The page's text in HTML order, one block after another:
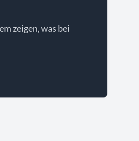
zeigen, was bei